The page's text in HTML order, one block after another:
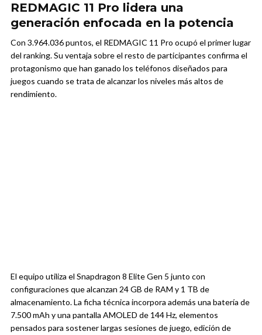
REDMAGIC 11 Pro lidera una
generación enfocada en la potencia
Con 3.964.036 puntos, el REDMAGIC 11 Pro ocupó el primer lugar
del ranking. Su ventaja sobre el resto de participantes confirma el
protagonismo que han ganado los teléfonos diseñados para
juegos cuando se trata de alcanzar los niveles más altos de
rendimiento.
El equipo utiliza el Snapdragon 8 Elite Gen 5 junto con
configuraciones que alcanzan 24 GB de RAM y 1 TB de
almacenamiento. La ficha técnica incorpora además una batería de
7.500 mAh y una pantalla AMOLED de 144 Hz, elementos
pensados para sostener largas sesiones de juego, edición de